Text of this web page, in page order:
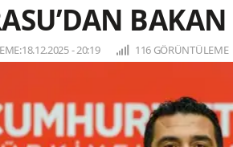
- 20:19 116 GÖRÜNTÜLEME